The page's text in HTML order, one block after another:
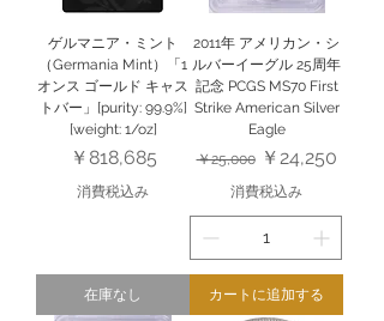
ゲルマニア・ミント
（Germania Mint）「1
オンス ゴールド キャス
トバー」[purity: 99.9%]
[weight: 1/oz]
価格
￥818,685
消費税込み
在庫なし
2011年 アメリカン・シ
ルバーイーグル 25周年
記念 PCGS MS70 First
Strike American Silver
Eagle
通常価格
￥25,000 セール価格
￥24,250
消費税込み
カートに追加する